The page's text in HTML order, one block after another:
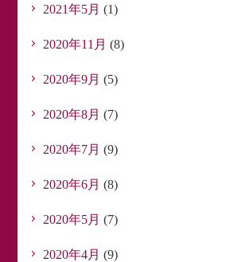
2021年5月 (1)
2020年11月 (8)
2020年9月 (5)
2020年8月 (7)
2020年7月 (9)
2020年6月 (8)
2020年5月 (7)
2020年4月 (9)